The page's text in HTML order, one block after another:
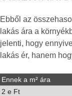
Ebből az
lakás ára a
jelenti, hogy
lakás ér, hanem
Ennek a m² ára
2 e Ft